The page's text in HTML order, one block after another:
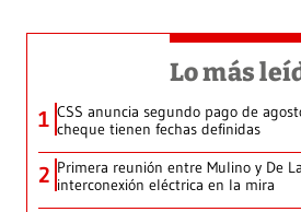
Lo más
1 CSS anuncia segundo pago de
cheque tienen fechas definidas
2 Primera reunión entre Mulino y De
interconexión eléctrica en la mira